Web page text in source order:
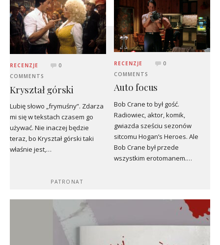
RECENZJE
0
COMMENTS
Kryształ górski
Lubię słowo „frymuśny”. Zdarza
mi się w tekstach czasem go
używać. Nie inaczej będzie
teraz, bo Kryształ górski taki
właśnie jest,…
RECENZJE
0
COMMENTS
Auto focus
Bob Crane to był gość.
Radiowiec, aktor, komik,
gwiazda sześciu sezonów
sitcomu Hogan’s Heroes. Ale
Bob Crane był przede
wszystkim erotomanem.…
PATRONAT